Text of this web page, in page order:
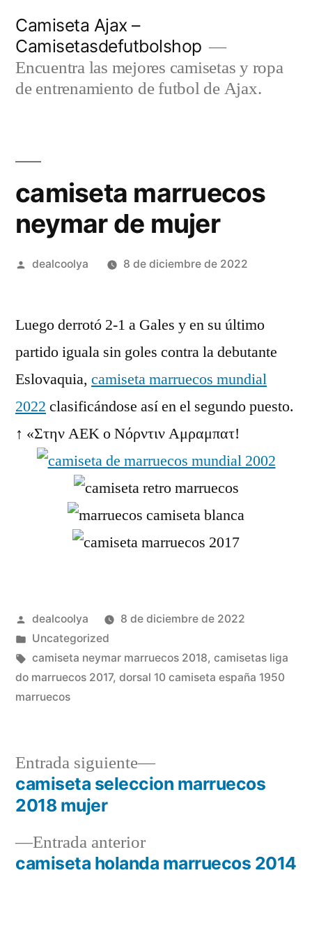
contenido
Camiseta Ajax –
Camisetasdefutbolshop
Encuentra las mejores camisetas y ropa
de entrenamiento de futbol de Ajax.
camiseta marruecos
neymar de mujer
Publicado
dealcoolya 8 de diciembre de 2022
Luego derrotó 2-1 a Gales y en su último
partido iguala sin goles contra la debutante
Eslovaquia, camiseta marruecos mundial
2022 clasificándose así en el segundo puesto.
↑ «Στην ΑΕΚ ο Νόρντιν Αμραμπατ!
Publicado
por
dealcoolya
8 de diciembre de 2022
Publicado
en
Uncategorized
Etiquetas:
camiseta neymar marruecos 2018, camisetas liga
do marruecos 2017, dorsal 10 camiseta españa 1950
marruecos
Navegación
entradas
Entrada anteriorEntrada
anterior:
camiseta holanda marruecos 2014
Entrada siguiente
Entrada
siguiente:
camiseta seleccion marruecos
2018 mujer